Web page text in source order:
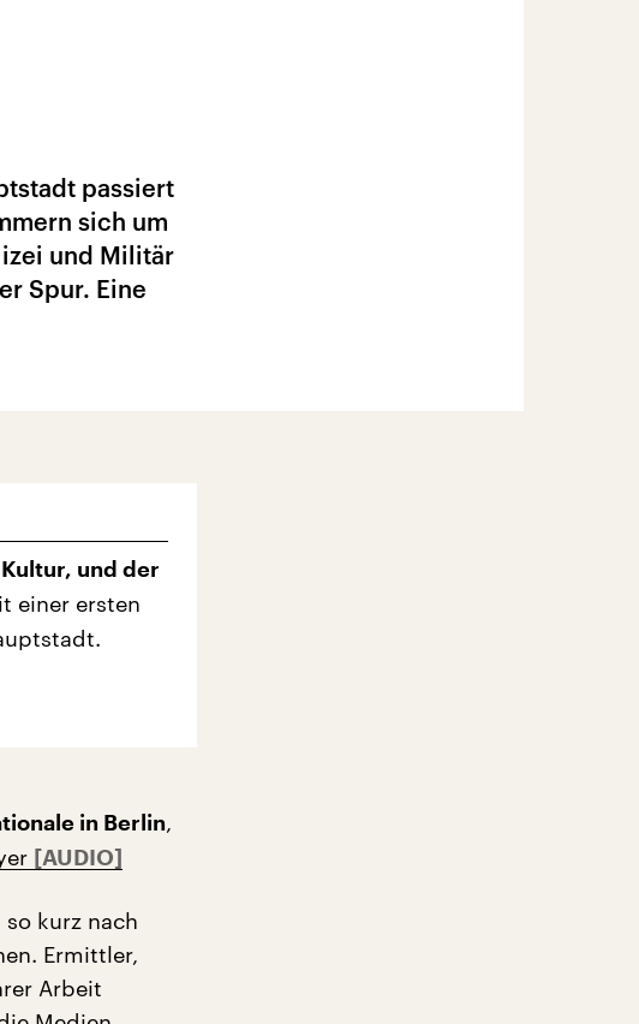
passiert
sich um
und Militär
Spur. Eine
und der
einer ersten
in Berlin,
kurz nach
Ermittler,
Arbeit